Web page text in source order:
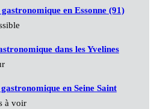
en Essonne (91)
dans les Yvelines
en Seine Saint
à voir